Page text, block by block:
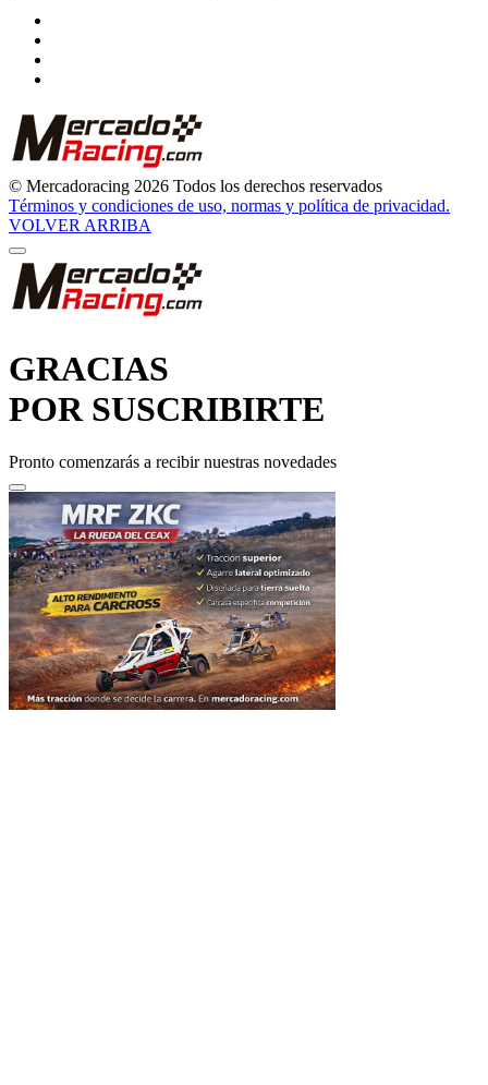
© Mercadoracing 2026 Todos los derechos reservados
Términos y condiciones de uso, normas y política de privacidad.
VOLVER ARRIBA
POR SUSCRIBIRTE